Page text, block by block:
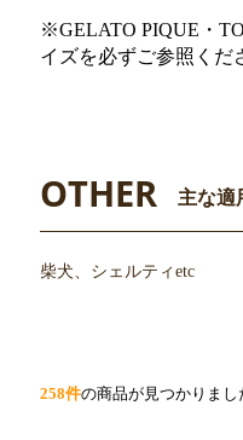
※GELATO PIQUE・
イズを必ずご参照くだ
OTHER 主な適
柴犬、シェルティetc
258件の商品が見つかりまし